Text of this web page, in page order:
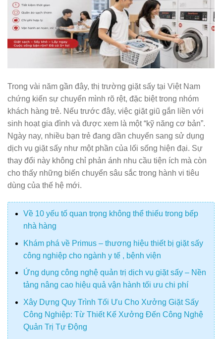
Trong vài năm gần đây, thị trường giặt sấy tại Việt Nam
chứng kiến sự chuyển mình rõ rệt, đặc biệt trong nhóm
khách hàng trẻ. Nếu trước đây, việc giặt giũ gắn liền với
sinh hoạt gia đình và được xem là một “kỹ năng cơ bản”.
Ngày nay, nhiều bạn trẻ đang dần chuyển sang sử dụng
dịch vụ giặt sấy như một phần của lối sống hiện đại. Sự
thay đổi này không chỉ phản ánh nhu cầu tiện ích mà còn
cho thấy những biến chuyển sâu sắc trong hành vi tiêu
dùng của thế hệ mới.
Về 10 yếu tố quan trọng không thể thiếu trong bếp
nhà hàng
Khám phá về Primus – thương hiệu thiết bị giặt sấy
công nghiệp cho ngành y tế , bệnh viện
Ứng dụng công nghệ quản trị dịch vụ giặt sấy – Nền
tảng nâng cao hiệu quả vận hành tối ưu chi phí
Xây Dựng Quy Trình Tối Ưu Cho Xưởng Giặt Sấy
Công Nghiệp: Từ Thiết Kế Xưởng Đến Công Nghệ
Quản Trị Tự Động